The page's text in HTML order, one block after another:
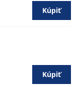
Kúpiť
Kúpiť